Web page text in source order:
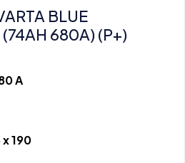
BLUE
(74AH 680A) (P+)
A
x 190